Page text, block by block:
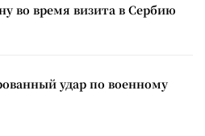
во время визита в Сербию
удар по военному